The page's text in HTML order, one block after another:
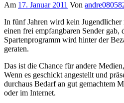
Am 17. Januar 2011 Von
In fünf Jahren wird kein Jugendlicher
einen frei empfangbaren Sender
Spartenprogramm wird hinter der
geraten.
Das ist die Chance für andere
Wenn es geschickt angestellt und
durchaus Bedarf an gut gemachtem
oder im Internet.